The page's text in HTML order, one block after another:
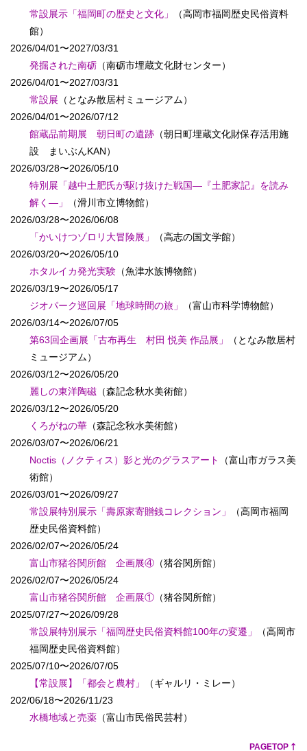
常設展示「福岡町の歴史と文化」
（高岡市福岡歴史民俗資料
館）
2026/04/01〜2027/03/31
発掘された南砺 （南砺市埋蔵文化財センター）
2026/04/01〜2027/03/31
常設展 （となみ散居村ミュージアム）
2026/04/01〜2026/07/12
館蔵品前期展 朝日町の遺跡 （朝日町埋蔵文化財保存活用施
設 まいぶんKAN）
2026/03/28〜2026/05/10
特別展「越中土肥氏が駆け抜けた戦国―『土肥家記』を読み
解く―」
（滑川市立博物館）
2026/03/28〜2026/06/08
「かいけつゾロリ大冒険展」
（高志の国文学館）
2026/03/20〜2026/05/10
ホタルイカ発光実験 （魚津水族博物館）
2026/03/19〜2026/05/17
ジオパーク巡回展「地球時間の旅」
（富山市科学博物館）
2026/03/14〜2026/07/05
第63回企画展「古布再生 村田 悦美 作品展」
（となみ散居村
ミュージアム）
2026/03/12〜2026/05/20
麗しの東洋陶磁 （森記念秋水美術館）
2026/03/12〜2026/05/20
くろがねの華 （森記念秋水美術館）
2026/03/07〜2026/06/21
Noctis（ノクティス）影と光のグラスアート
（富山市ガラス美
術館）
2026/03/01〜2026/09/27
常設展特別展示「壽原家寄贈銭コレクション」
（高岡市福岡
歴史民俗資料館）
2026/02/07〜2026/05/24
富山市猪谷関所館 企画展④ （猪谷関所館）
2026/02/07〜2026/05/24
富山市猪谷関所館 企画展① （猪谷関所館）
2025/07/27〜2026/09/28
常設展特別展示「福岡歴史民俗資料館100年の変遷」
（高岡市
福岡歴史民俗資料館）
2025/07/10〜2026/07/05
【常設展】「都会と農村」
（ギャルリ・ミレー）
202/06/18〜2026/11/23
水橋地域と売薬 （富山市民俗民芸村）
PAGETOP